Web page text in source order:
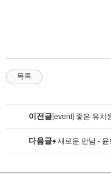
목록
이전글[event] 좋은 유치
다음글♠ 새로운 만남 - 윤